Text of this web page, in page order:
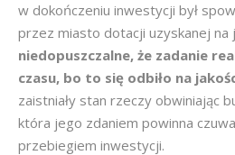
w dokończeniu inwestycji był
przez miasto dotacji uzyskanej na
niedopuszczalne, że zadanie
czasu, bo to się odbiło na
zaistniały stan rzeczy obwiniając
która jego zdaniem powinna
przebiegiem inwestycji.